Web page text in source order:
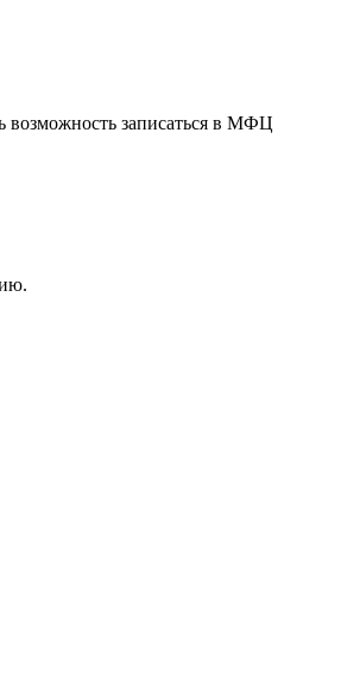
возможность записаться в МФЦ